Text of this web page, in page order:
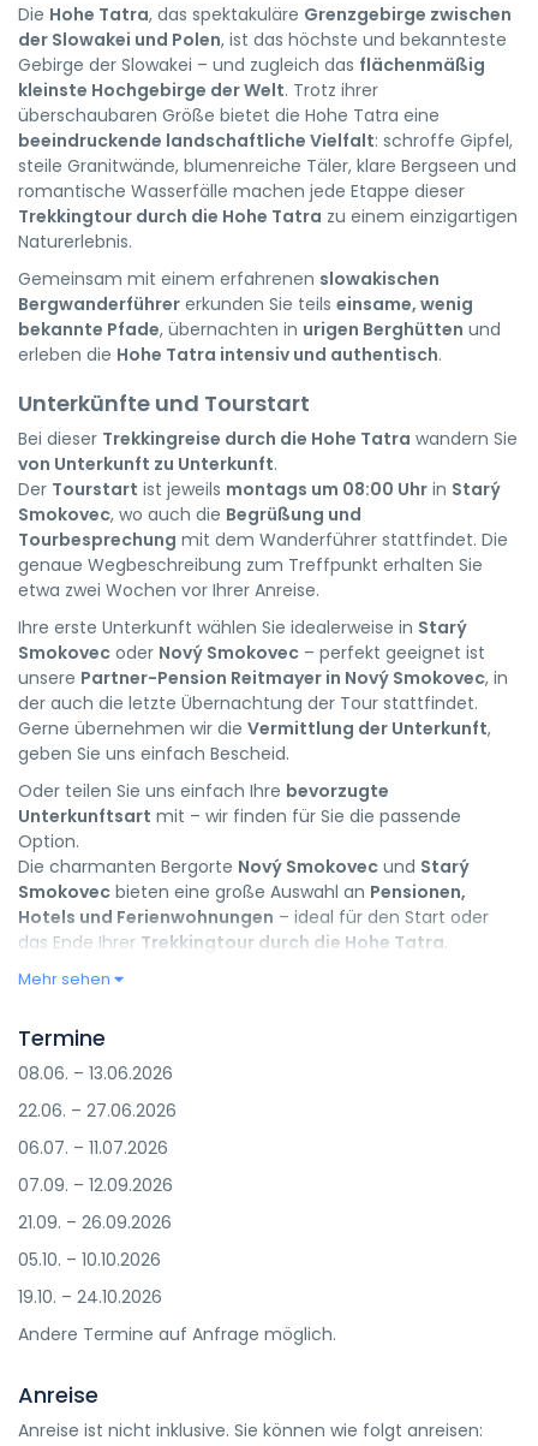
Die Hohe Tatra, das spektakuläre Grenzgebirge zwischen
der Slowakei und Polen, ist das höchste und bekannteste
Gebirge der Slowakei – und zugleich das flächenmäßig
kleinste Hochgebirge der Welt. Trotz ihrer
überschaubaren Größe bietet die Hohe Tatra eine
beeindruckende landschaftliche Vielfalt: schroffe Gipfel,
steile Granitwände, blumenreiche Täler, klare Bergseen und
romantische Wasserfälle machen jede Etappe dieser
Trekkingtour durch die Hohe Tatra zu einem einzigartigen
Naturerlebnis.
Gemeinsam mit einem erfahrenen slowakischen
Bergwanderführer erkunden Sie teils einsame, wenig
bekannte Pfade, übernachten in urigen Berghütten und
erleben die Hohe Tatra intensiv und authentisch.
Unterkünfte und Tourstart
Bei dieser Trekkingreise durch die Hohe Tatra wandern Sie
von Unterkunft zu Unterkunft.
Der Tourstart ist jeweils montags um 08:00 Uhr in Starý
Smokovec, wo auch die Begrüßung und
Tourbesprechung mit dem Wanderführer stattfindet. Die
genaue Wegbeschreibung zum Treffpunkt erhalten Sie
etwa zwei Wochen vor Ihrer Anreise.
Ihre erste Unterkunft wählen Sie idealerweise in Starý
Smokovec oder Nový Smokovec – perfekt geeignet ist
unsere Partner-Pension Reitmayer in Nový Smokovec, in
der auch die letzte Übernachtung der Tour stattfindet.
Gerne übernehmen wir die Vermittlung der Unterkunft,
geben Sie uns einfach Bescheid.
Oder teilen Sie uns einfach Ihre bevorzugte
Unterkunftsart mit – wir finden für Sie die passende
Option.
Die charmanten Bergorte Nový Smokovec und Starý
Smokovec bieten eine große Auswahl an Pensionen,
Hotels und Ferienwohnungen – ideal für den Start oder
das Ende Ihrer Trekkingtour durch die Hohe Tatra
Mehr sehen
Termine
08.06. – 13.06.2026
22.06. – 27.06.2026
06.07. – 11.07.2026
07.09. – 12.09.2026
21.09. – 26.09.2026
05.10. – 10.10.2026
19.10. – 24.10.2026
Andere Termine auf Anfrage möglich.
Anreise
Anreise ist nicht inklusive. Sie können wie folgt anreisen: